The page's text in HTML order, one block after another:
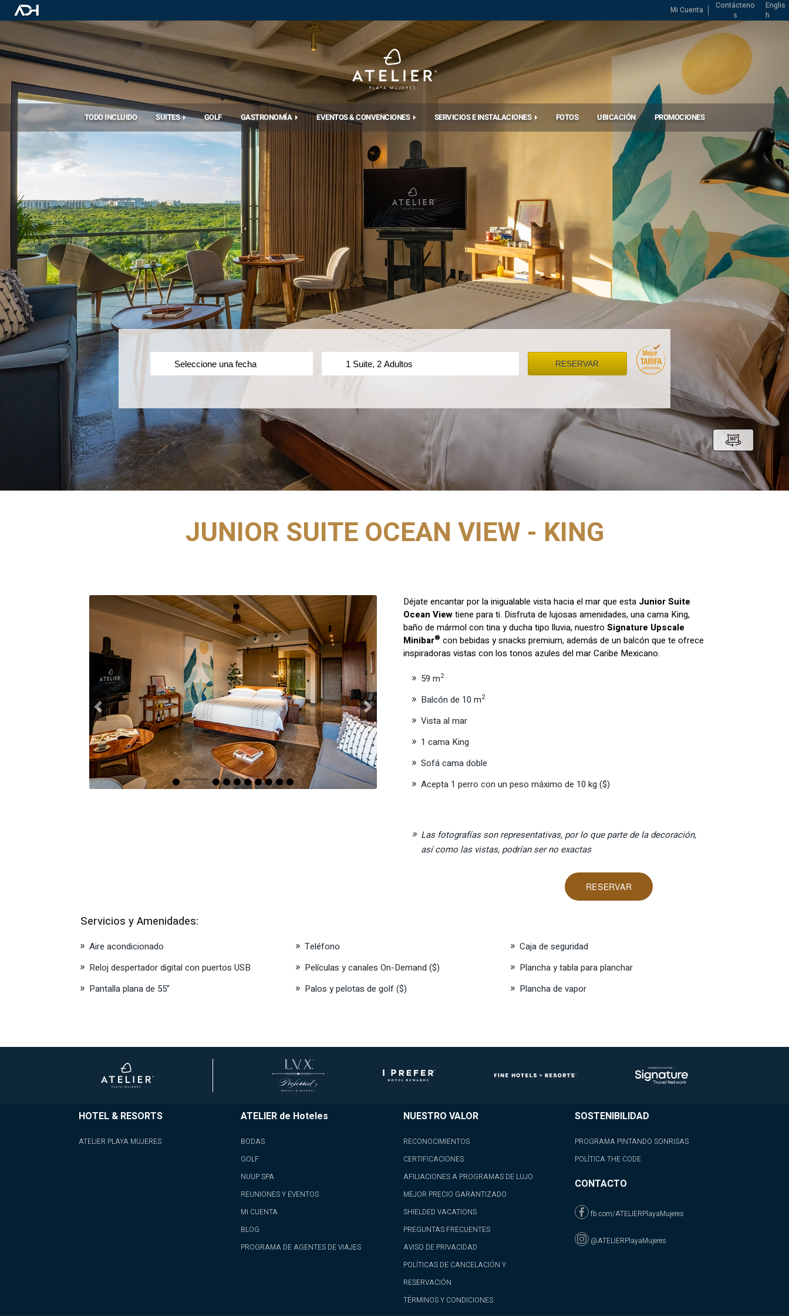
Mi Cuenta
Contácteno
s
Englis
h
TODO INCLUIDO SUITES GOLF GASTRONOMÍA EVENTOS & CONVENCIONES SERVICIOS E INSTALACIONES FOTOS UBICACIÓN PROMOCIONES
RESERVAR
JUNIOR SUITE OCEAN VIEW - KING
Previous Next
Déjate encantar por la inigualable vista hacia el mar que esta Junior Suite
Ocean Viewtiene para ti. Disfruta de lujosas amenidades, una cama King,
baño de mármol con tina y ducha tipo lluvia, nuestro Signature Upscale
Minibar® con bebidas y snacks premium, además de un balcón que te ofrece
inspiradoras vistas con los tonos azules del mar Caribe Mexicano.
59 m2
Balcón de 10 m2
Vista al mar
1 cama King
Sofá cama doble
Acepta 1 perro con un peso máximo de 10 kg ($)
Las fotografías son representativas, por lo que parte de la decoración,
así como las vistas, podrían ser no exactas
RESERVAR
Servicios y Amenidades:
Aire acondicionado
Reloj despertador digital con puertos USB
Pantalla plana de 55”
Teléfono
Películas y canales On-Demand ($)
Palos y pelotas de golf ($)
Caja de seguridad
Plancha y tabla para planchar
Plancha de vapor
HOTEL & RESORTS
ATELIER PLAYA MUJERES
ATELIER de Hoteles
BODAS
GOLF
NUUP SPA
REUNIONES Y EVENTOS
MI CUENTA
BLOG
PROGRAMA DE AGENTES DE VIAJES
NUESTRO VALOR
RECONOCIMIENTOS
CERTIFICACIONES
AFILIACIONES A PROGRAMAS DE LUJO
MEJOR PRECIO GARANTIZADO
SHIELDED VACATIONS
PREGUNTAS FRECUENTES
AVISO DE PRIVACIDAD
POLÍTICAS DE CANCELACIÓN Y
RESERVACIÓN
TÉRMINOS Y CONDICIONES
SOSTENIBILIDAD
PROGRAMA PINTANDO SONRISAS
POLÍTICA THE CODE
CONTACTO
fb.com/ATELIERPlayaMujeres
@ATELIERPlayaMujeres